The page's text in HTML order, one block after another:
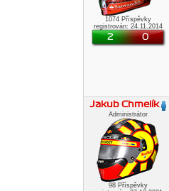
1074 Příspěvky
registrován: 24.11.2014
2 0
Jakub Chmelík
Administrátor
98 Příspěvky